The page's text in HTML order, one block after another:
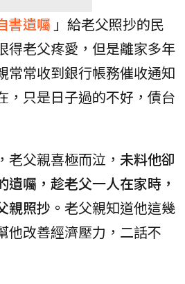
書遺囑 」給老父照抄的民
得老父疼愛，但是離家多年
常常收到銀行帳務催收通知
，只是日子過的不好，債台
老父親喜極而泣， 未料他卻
遺囑，趁老父一人在家時，
親照抄。 老父親知道他這幾
他改善經濟壓力，二話不